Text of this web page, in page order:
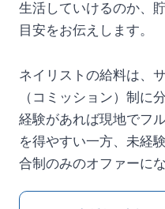
生活していけるのか、
目安をお伝えします。
ネイリストの給料は、
（コミッション）制に
経験があれば現地でフ
を得やすい一方、未経
合制のみのオファーに